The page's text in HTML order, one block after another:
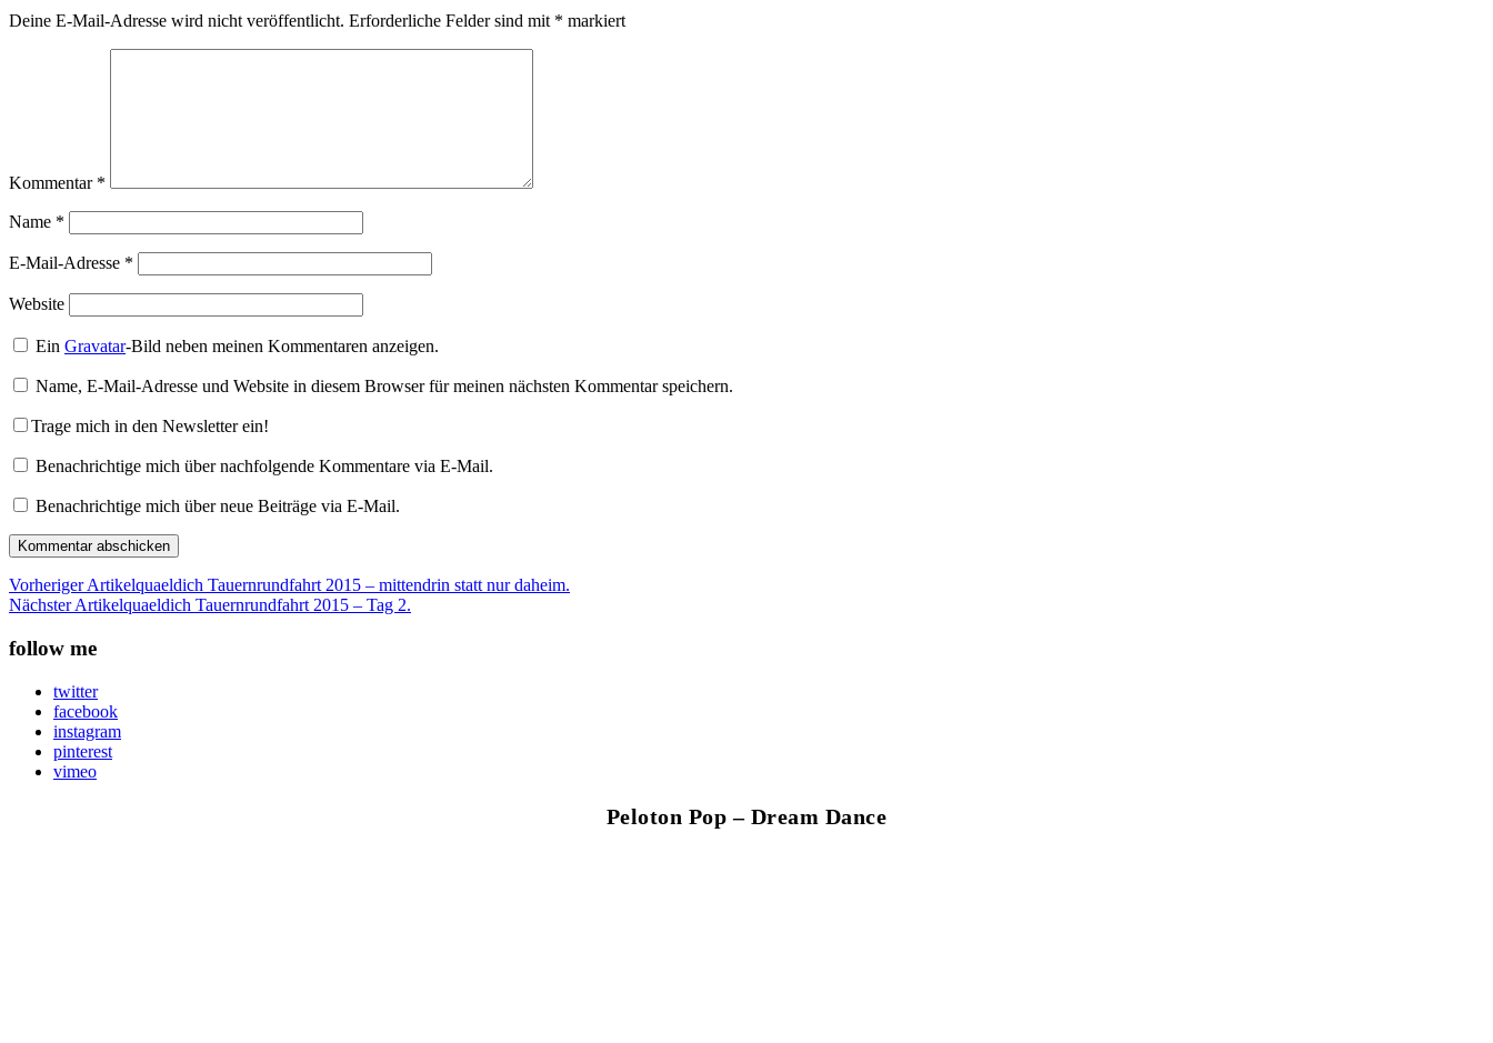
Deine E-Mail-Adresse wird nicht veröffentlicht. Erforderliche Felder sind mit * markiert
Kommentar *
Name *
E-Mail-Adresse *
Website
EinGravatar-Bild neben meinen Kommentaren anzeigen.
Name, E-Mail-Adresse und Website in diesem Browser für meinen nächsten Kommentar speichern.
Trage mich in den Newsletter ein!
Benachrichtige mich über nachfolgende Kommentare via E-Mail.
Benachrichtige mich über neue Beiträge via E-Mail.
Vorheriger Artikelquaeldich Tauernrundfahrt 2015 – mittendrin statt nur daheim.
Nächster Artikelquaeldich Tauernrundfahrt 2015 – Tag 2.
follow me
twitter
facebook
instagram
pinterest
vimeo
Peloton Pop – Dream Dance